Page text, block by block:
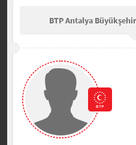
BTP Antalya